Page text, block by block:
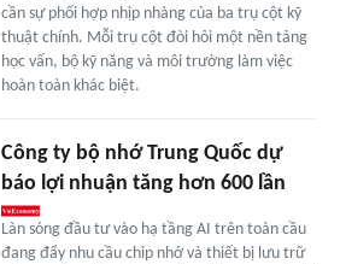
cần sự phối hợp nhịp nhàng của ba trụ cột kỹ
thuật chính. Mỗi trụ cột đòi hỏi một nền tảng
học vấn, bộ kỹ năng và môi trường làm việc
hoàn toàn khác biệt.
Công ty bộ nhớ Trung Quốc dự
báo lợi nhuận tăng hơn 600 lần
Làn sóng đầu tư vào hạ tầng AI trên toàn cầu
đang đẩy nhu cầu chip nhớ và thiết bị lưu trữ